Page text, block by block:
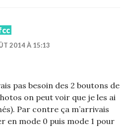
2014 À 15:13
pas besoin des 2 boutons de
on peut voir que je les ai
Par contre ça m’arrivais
en mode 0 puis mode 1 pour